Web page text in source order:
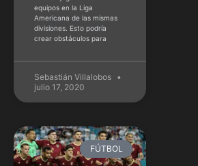
equipos en la Liga
Americana de las mismas
divisiones. Esto podría
crear obstáculos para
Sebastián Villalobos
julio 17, 2020
FÚTBOL